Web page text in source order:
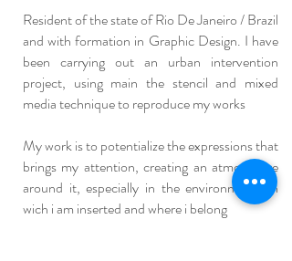
Resident of the state of Rio De Janeiro / Brazil
and with formation in Graphic Design. I have
been carrying out an urban intervention
project, using main the stencil and mixed
media technique to reproduce my works
My work is to potentialize the expressions that
brings my attention, creating an atmosphere
around it, especially in the environments in
wich i am inserted and where i belong